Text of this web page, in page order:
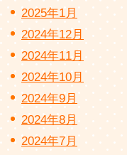
2025年1月
2024年12月
2024年11月
2024年10月
2024年9月
2024年8月
2024年7月